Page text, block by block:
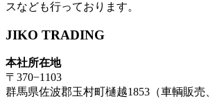
スなども行っております。
JIKO TRADING
本社所在地
〒370−1103
群馬県佐波郡玉村町樋越1853（車輌販売